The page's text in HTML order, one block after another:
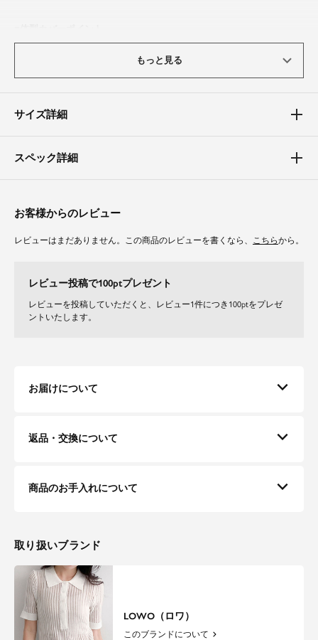
程よいサイズ感で上半身をすっきり見せてくれます。
もっと見る
サイズ詳細
スペック詳細
お客様からのレビュー
レビューはまだありません。この商品のレビューを書くなら、 こちらから。
レビュー投稿で100ptプレゼント
レビューを投稿していただくと、レビュー1件につき100ptをプレゼ
ントいたします。
お届けについて
返品・交換について
商品のお手入れについて
取り扱いブランド
LOWO（ロワ）
このブランドについて